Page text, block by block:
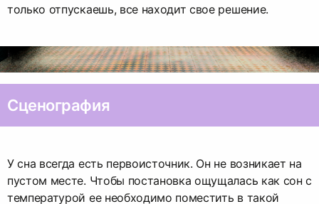
только отпускаешь, все находит свое решение.
Сценография
У сна всегда есть первоисточник. Он не возникает на
пустом месте. Чтобы постановка ощущалась как сон с
температурой ее необходимо поместить в такой